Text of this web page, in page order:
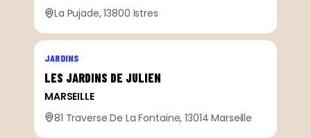
La Pujade, 13800 Istres
LES JARDINS DE JULIEN
JARDINS
MARSEILLE
81 Traverse De La Fontaine, 13014 Marseille